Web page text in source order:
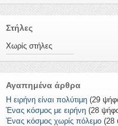
Στήλες
Χωρίς στήλες
Αγαπημένα άρθρα
Η ειρήνη είναι πολύτιμη (29
Ένας κόσμος με ειρήνη (28
Ένας κόσμος χωρίς πόλεμο (28